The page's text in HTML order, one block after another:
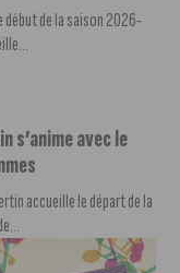
début de la saison 2026-
s’anime avec le
accueille le départ de la